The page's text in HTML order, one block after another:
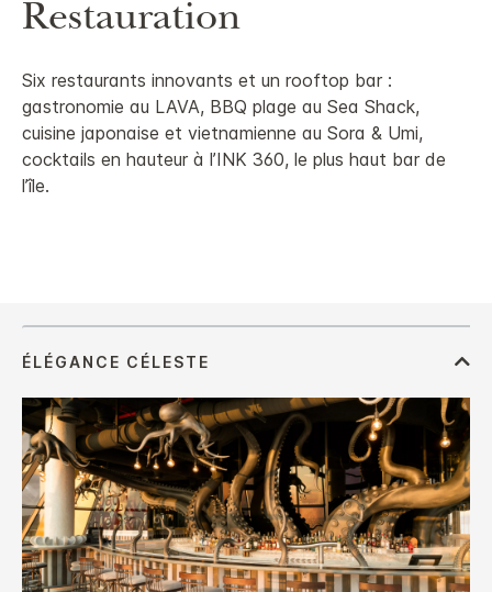
Restauration
Six restaurants innovants et un rooftop bar :
gastronomie au LAVA, BBQ plage au Sea Shack,
cuisine japonaise et vietnamienne au Sora & Umi,
cocktails en hauteur à l’INK 360, le plus haut bar de
l’île.